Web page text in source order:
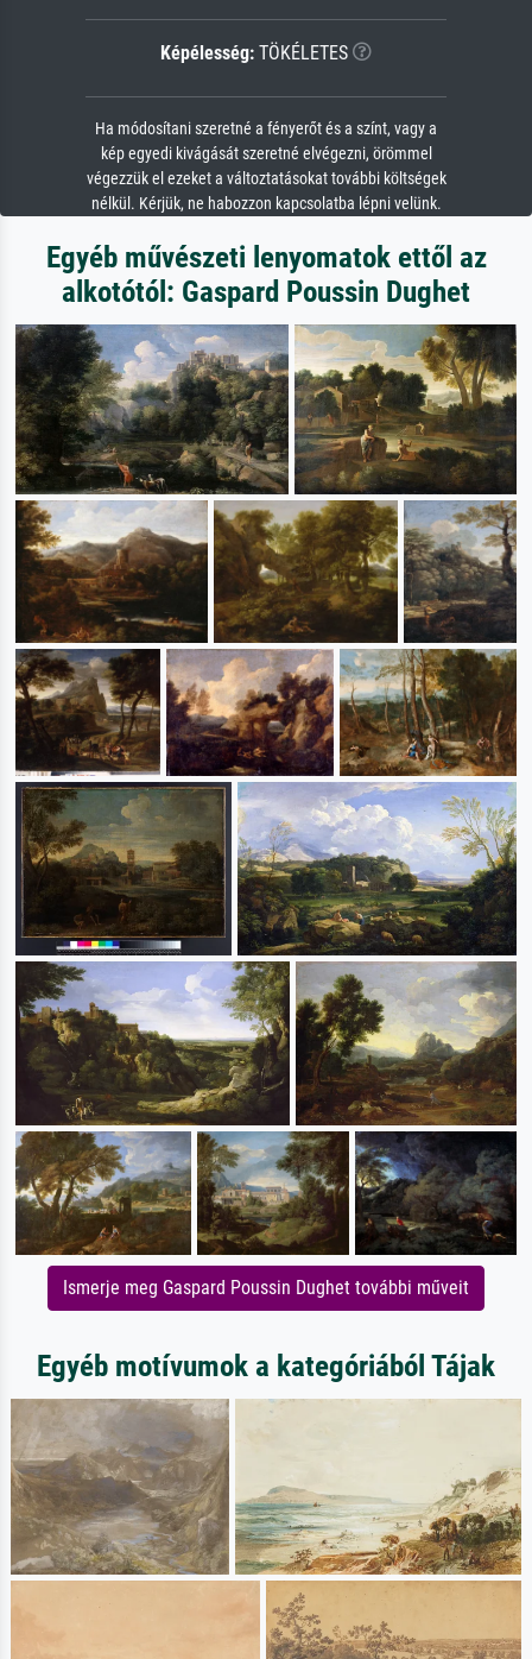
Képélesség: TÖKÉLETES
Ha módosítani szeretné a fényerőt és a színt, vagy a
kép egyedi kivágását szeretné elvégezni, örömmel
végezzük el ezeket a változtatásokat további költségek
nélkül. Kérjük, ne habozzon kapcsolatba lépni velünk.
Egyéb művészeti lenyomatok ettől az
alkotótól: Gaspard Poussin Dughet
Ismerje meg Gaspard Poussin Dughet további műveit
Egyéb motívumok a kategóriából Tájak